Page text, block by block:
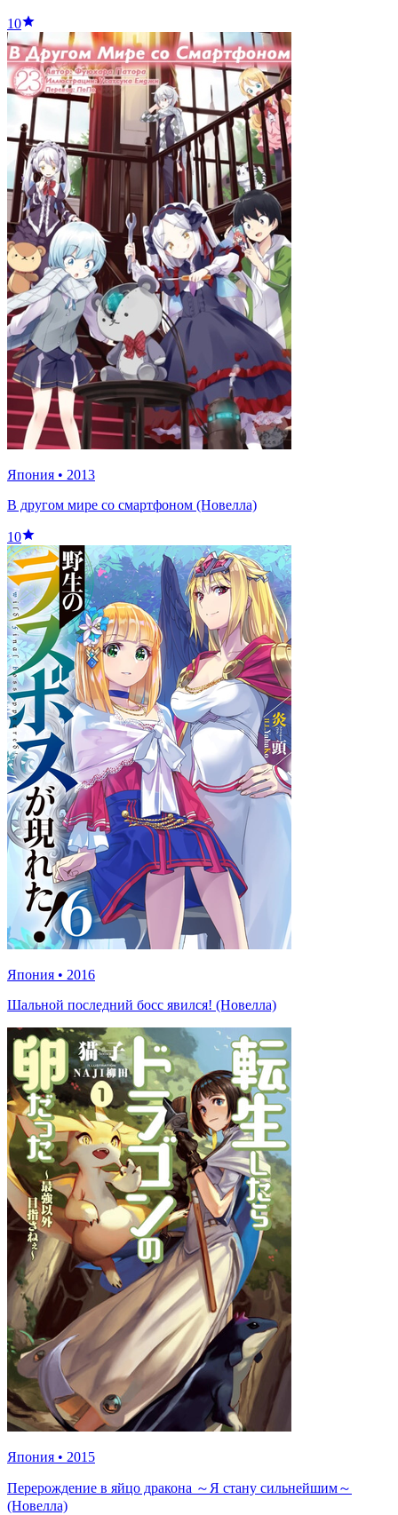
10
Япония • 2013
В другом мире со смартфоном (Новелла)
10
Япония • 2016
Шальной последний босс явился! (Новелла)
Япония • 2015
Перерождение в яйцо дракона ～Я стану сильнейшим～
(Новелла)